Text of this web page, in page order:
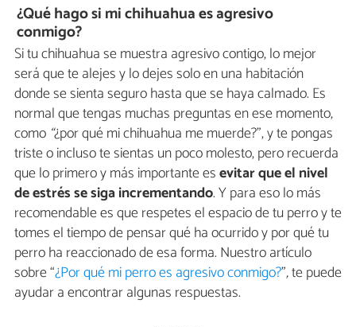
¿Qué hago si mi chihuahua es agresivo
conmigo?
Si tu chihuahua se muestra agresivo contigo, lo mejor
será que te alejes y lo dejes solo en una habitación
donde se sienta seguro hasta que se haya calmado. Es
normal que tengas muchas preguntas en ese momento,
como “¿por qué mi chihuahua me muerde?”, y te pongas
triste o incluso te sientas un poco molesto, pero recuerda
que lo primero y más importante esevitar que el nivel
de estrés se siga incrementando. Y para eso lo más
recomendable es que respetes el espacio de tu perro y te
tomes el tiempo de pensar qué ha ocurrido y por qué tu
perro ha reaccionado de esa forma. Nuestro artículo
sobre “¿Por qué mi perro es agresivo conmigo?”,te puede
ayudar a encontrar algunas respuestas.